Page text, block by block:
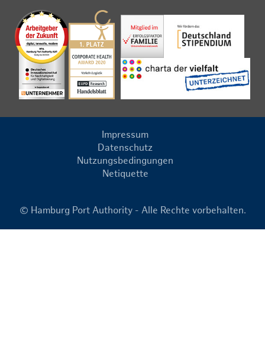
Impressum
Datenschutz
Nutzungsbedingungen
Netiquette
© Hamburg Port Authority - Alle Rechte vorbehalten.